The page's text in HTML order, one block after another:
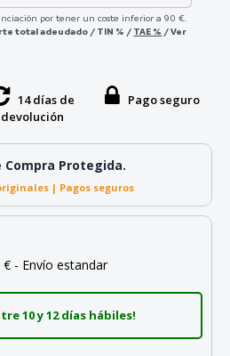
por tener un coste inferior a 90 €.
total adeudado / TIN % / TAE % /Ver
14 días de
devolución
Pago seguro
Compra Protegida.
| Pagos seguros
- Envío estandar
10 y 12 días hábiles!